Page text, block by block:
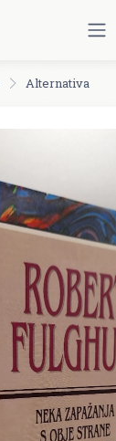
Alternativa